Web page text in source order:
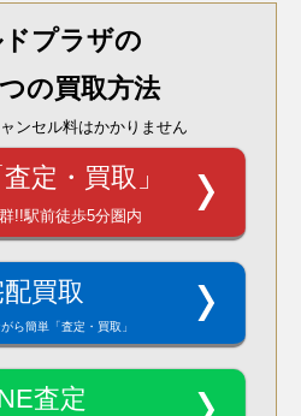
プラザの
の買取方法
ンセル料はかかりません
定・買取」
!!駅前徒歩5分圏内
買取
ら簡単「査定・買取」
査定